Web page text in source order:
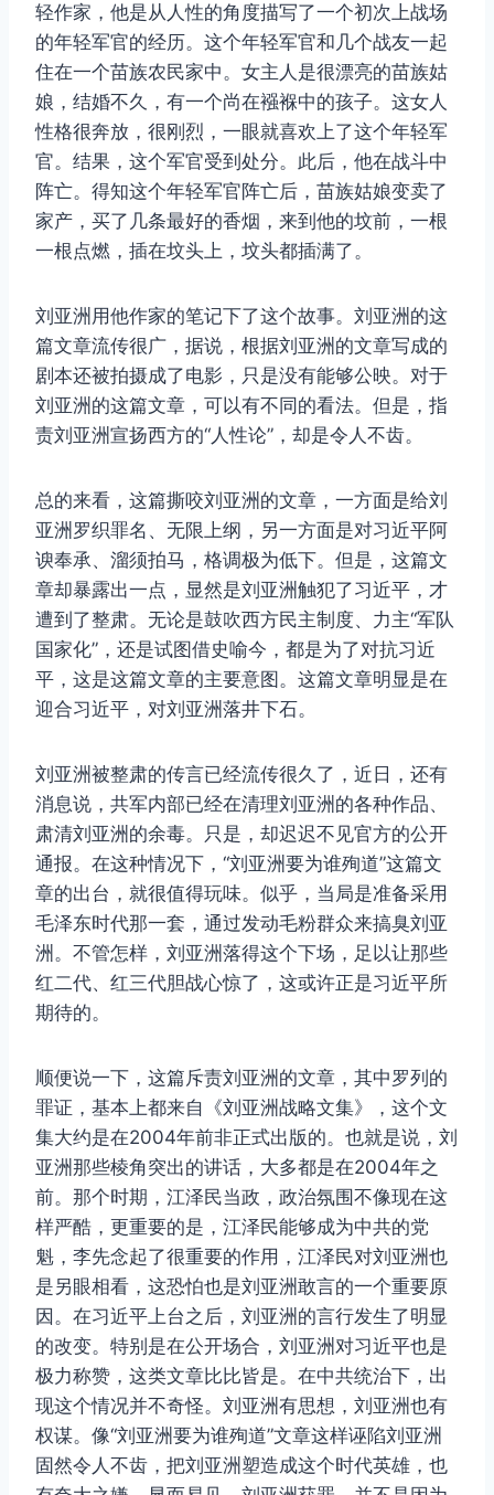
轻作家，他是从人性的角度描写了一个初次上战场
的年轻军官的经历。这个年轻军官和几个战友一起
住在一个苗族农民家中。女主人是很漂亮的苗族姑
娘，结婚不久，有一个尚在襁褓中的孩子。这女人
性格很奔放，很刚烈，一眼就喜欢上了这个年轻军
官。结果，这个军官受到处分。此后，他在战斗中
阵亡。得知这个年轻军官阵亡后，苗族姑娘变卖了
家产，买了几条最好的香烟，来到他的坟前，一根
一根点燃，插在坟头上，坟头都插满了。
刘亚洲用他作家的笔记下了这个故事。刘亚洲的这
篇文章流传很广，据说，根据刘亚洲的文章写成的
剧本还被拍摄成了电影，只是没有能够公映。对于
刘亚洲的这篇文章，可以有不同的看法。但是，指
责刘亚洲宣扬西方的“人性论”，却是令人不齿。
总的来看，这篇撕咬刘亚洲的文章，一方面是给刘
亚洲罗织罪名、无限上纲，另一方面是对习近平阿
谀奉承、溜须拍马，格调极为低下。但是，这篇文
章却暴露出一点，显然是刘亚洲触犯了习近平，才
遭到了整肃。无论是鼓吹西方民主制度、力主“军队
国家化”，还是试图借史喻今，都是为了对抗习近
平，这是这篇文章的主要意图。这篇文章明显是在
迎合习近平，对刘亚洲落井下石。
刘亚洲被整肃的传言已经流传很久了，近日，还有
消息说，共军内部已经在清理刘亚洲的各种作品、
肃清刘亚洲的余毒。只是，却迟迟不见官方的公开
通报。在这种情况下，“刘亚洲要为谁殉道”这篇文
章的出台，就很值得玩味。似乎，当局是准备采用
毛泽东时代那一套，通过发动毛粉群众来搞臭刘亚
洲。不管怎样，刘亚洲落得这个下场，足以让那些
红二代、红三代胆战心惊了，这或许正是习近平所
期待的。
顺便说一下，这篇斥责刘亚洲的文章，其中罗列的
罪证，基本上都来自《刘亚洲战略文集》，这个文
集大约是在2004年前非正式出版的。也就是说，刘
亚洲那些棱角突出的讲话，大多都是在2004年之
前。那个时期，江泽民当政，政治氛围不像现在这
样严酷，更重要的是，江泽民能够成为中共的党
魁，李先念起了很重要的作用，江泽民对刘亚洲也
是另眼相看，这恐怕也是刘亚洲敢言的一个重要原
因。在习近平上台之后，刘亚洲的言行发生了明显
的改变。特别是在公开场合，刘亚洲对习近平也是
极力称赞，这类文章比比皆是。在中共统治下，出
现这个情况并不奇怪。刘亚洲有思想，刘亚洲也有
权谋。像“刘亚洲要为谁殉道”文章这样诬陷刘亚洲
固然令人不齿，把刘亚洲塑造成这个时代英雄，也